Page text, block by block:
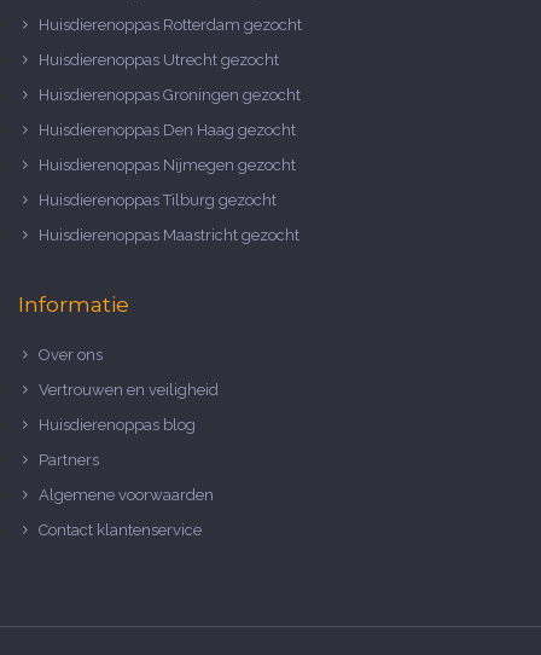
Huisdierenoppas Rotterdam gezocht
Huisdierenoppas Utrecht gezocht
Huisdierenoppas Groningen gezocht
Huisdierenoppas Den Haag gezocht
Huisdierenoppas Nijmegen gezocht
Huisdierenoppas Tilburg gezocht
Huisdierenoppas Maastricht gezocht
Informatie
Over ons
Vertrouwen en veiligheid
Huisdierenoppas blog
Partners
Algemene voorwaarden
Contact klantenservice